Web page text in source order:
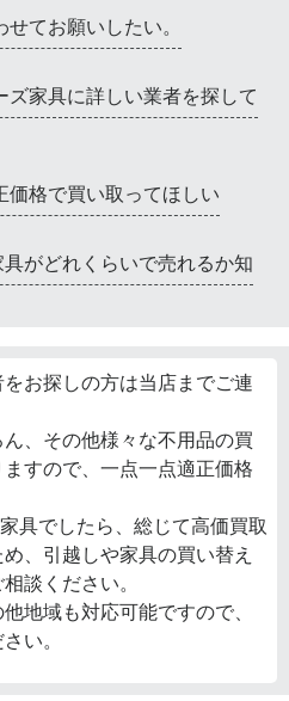
てお願いしたい。
ズ家具に詳しい業者を探して
価格で買い取ってほしい
がどれくらいで売れるか知
お探しの方は当店までご連
、その他様々な不用品の買
すので、一点一点適正価格
具でしたら、総じて高価買取
、引越しや家具の買い替え
談ください。
地域も対応可能ですので、
い。